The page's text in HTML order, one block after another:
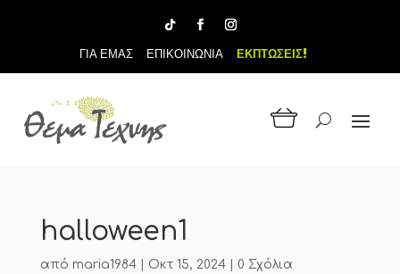
ΓΙΑ ΕΜΑΣ ΕΠΙΚΟΙΝΩΝΙΑ ΕΚΠΤΩΣΕΙΣ!
halloween1
από maria1984| Οκτ 15, 2024| 0 Σχόλια